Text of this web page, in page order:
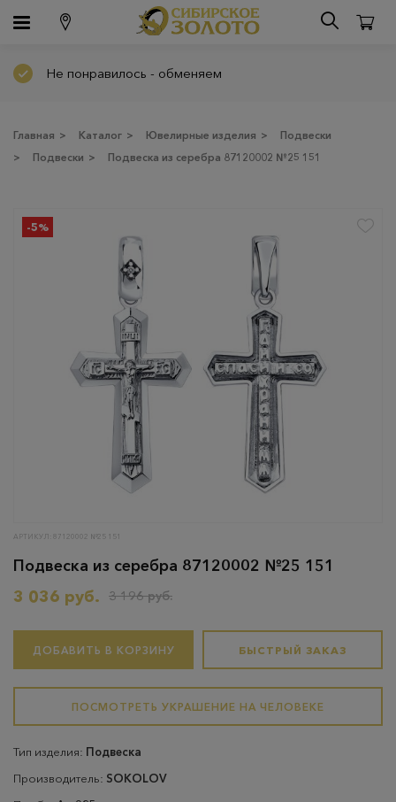
Не понравилось - обменяем
Главная > Каталог > Ювелирные изделия >
Подвески
>
Подвески > Подвеска из серебра 87120002 №25 151
-5%
АРТИКУЛ: 87120002 №25 151
Подвеска из серебра 87120002 №25 151
3 036 руб.
3 196 руб.
ДОБАВИТЬ В КОРЗИНУ БЫСТРЫЙ ЗАКАЗ
ПОСМОТРЕТЬ УКРАШЕНИЕ НА ЧЕЛОВЕКЕ
Тип изделия: Подвеска
Производитель: SOKOLOV